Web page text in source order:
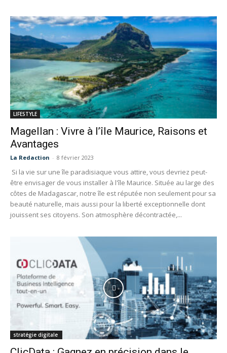
LIFESTYLE
Magellan : Vivre à l’île Maurice, Raisons et
Avantages
La Redaction - 8 février 2023
Si la vie sur une île paradisiaque vous attire, vous devriez peut-
être envisager de vous installer à l'île Maurice. Située au large des
côtes de Madagascar, notre île est réputée non seulement pour sa
beauté naturelle, mais aussi pour la liberté exceptionnelle dont
jouissent ses citoyens. Son atmosphère décontractée,...
stratégie digitale